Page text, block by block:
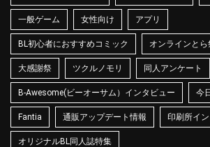
一般ゲーム 女性向け アプリ
BL初心者におすすめコミック オンラインと
大感謝祭 ツクルノモリ 同人アンケート
B-Awesome(ビーオーサム）インタビュー 今
Fantia 通販アップデート情報 印刷所イ
オリジナルBL同人誌特集